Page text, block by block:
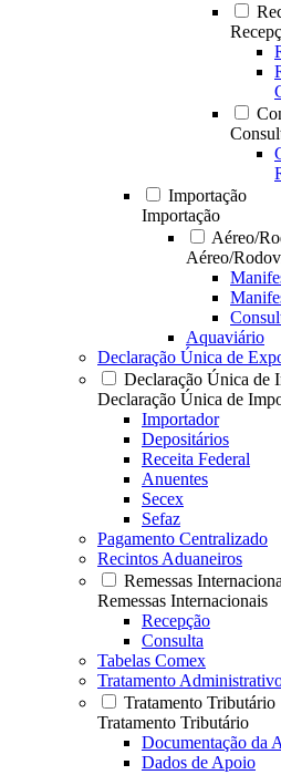
Importação
Importação
Aéreo/
Aéreo/
Aquaviário
Declaração Única de
Declaração Única de
Declaração Única de
Importador
Depositários
Receita Federal
Anuentes
Secex
Sefaz
Pagamento Centralizado
Recintos Aduaneiros
Remessas
Remessas Internacionais
Recepção
Consulta
Tabelas Comex
Tratamento
Tratamento Tributário
Tratamento Tributário
Documentação da
Dados de Apoio